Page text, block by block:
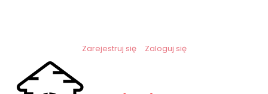
Zarejestruj się Zaloguj się